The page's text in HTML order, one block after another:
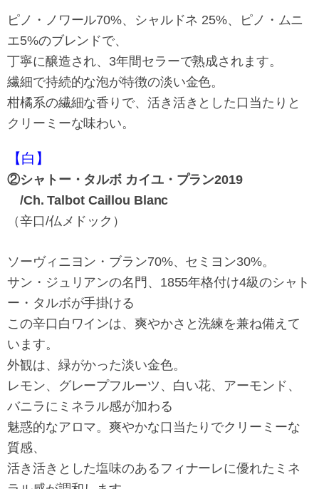
ピノ・ノワール70%、シャルドネ 25%、ピノ・ムニ
エ5%のブレンドで、
丁寧に醸造され、3年間セラーで熟成されます。
繊細で持続的な泡が特徴の淡い金色。
柑橘系の繊細な香りで、活き活きとした口当たりと
クリーミーな味わい。
【白】
②シャトー・タルボ カイユ・プラン2019
/Ch. Talbot Caillou Blanc
（辛口/仏メドック）
ソーヴィニヨン・ブラン70%、セミヨン30%。
サン・ジュリアンの名門、1855年格付け4級のシャト
ー・タルボが手掛ける
この辛口白ワインは、爽やかさと洗練を兼ね備えて
います。
外観は、緑がかった淡い金色。
レモン、グレープフルーツ、白い花、アーモンド、
バニラにミネラル感が加わる
魅惑的なアロマ。爽やかな口当たりでクリーミーな
質感、
活き活きとした塩味のあるフィナーレに優れたミネ